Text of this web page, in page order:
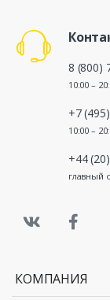
8 (800)
10:00 –
+7
10:00 –
+44
главный
КОМПАНИЯ